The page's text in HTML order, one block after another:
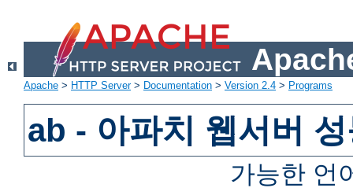
Apache > HTTP Server> Documentation > Version 2.4 > Programs
ab - 아파치 웹서버
가능한 언